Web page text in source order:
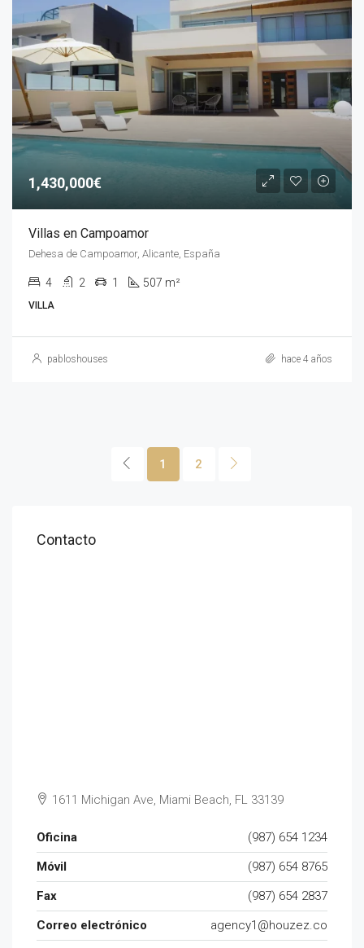
1,430,000€
Villas en Campoamor
Dehesa de Campoamor, Alicante, España
4 2 1 507 m²
VILLA
pabloshouses hace 4 años
1 2
Contacto
1611 Michigan Ave, Miami Beach, FL 33139
Oficina
(987) 654 1234
Móvil
(987) 654 8765
Fax
(987) 654 2837
Correo electrónico
agency1@houzez.co